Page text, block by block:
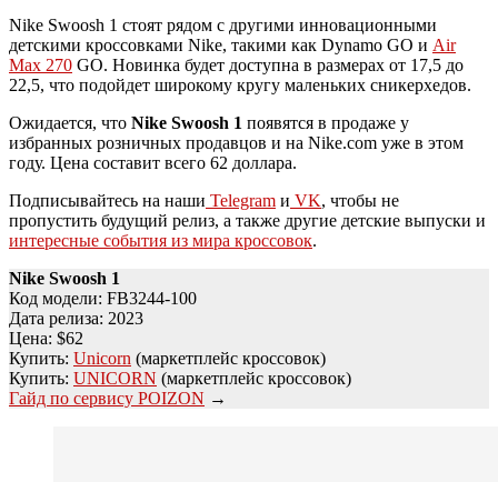
Nike Swoosh 1 стоят рядом с другими инновационными
детскими кроссовками Nike, такими как Dynamo GO и Air
Max 270 GO. Новинка будет доступна в размерах от 17,5 до
22,5, что подойдет широкому кругу маленьких сникерхедов.
Ожидается, что Nike Swoosh 1 появятся в продаже у
избранных розничных продавцов и на Nike.com уже в этом
году. Цена составит всего 62 доллара.
Подписывайтесь на наши Telegram и VK, чтобы не
пропустить будущий релиз, а также другие детские выпуски и
интересные события из мира кроссовок.
Nike Swoosh 1
Код модели: FB3244-100
Дата релиза: 2023
Цена: $62
Купить: Unicorn (маркетплейс кроссовок)
Купить: UNICORN (маркетплейс кроссовок)
Гайд по сервису POIZON →